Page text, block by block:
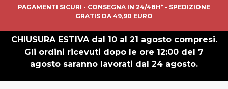
PAGAMENTI SICURI - CONSEGNA IN 24/48H* - SPEDIZIONE
GRATIS DA 49,90 EURO
CHIUSURA ESTIVA dal 10 al 21 agosto compresi.
Gli ordini ricevuti dopo le ore 12:00 del 7
agosto saranno lavorati dal 24 agosto.